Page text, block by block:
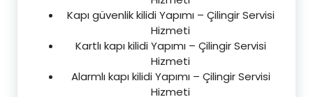
Kapı güvenlik kilidi Yapımı – Çilingir Servisi
Hizmeti
Kartlı kapı kilidi Yapımı – Çilingir Servisi
Hizmeti
Alarmlı kapı kilidi Yapımı – Çilingir Servisi
Hizmeti